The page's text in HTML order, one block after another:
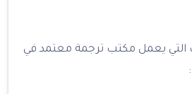
التي يعمل مكتب ترجمة معتمد في